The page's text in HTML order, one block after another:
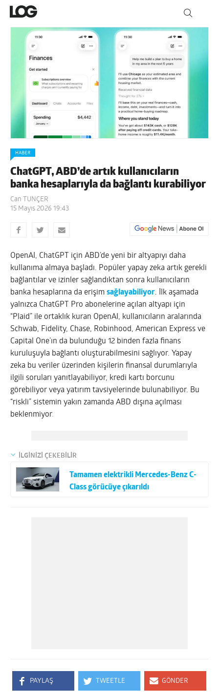
HABER
ChatGPT, ABD’de artık kullanıcıların
banka hesaplarıyla da bağlantı kurabiliyor
Can TUNÇER
15 Mayıs 2026 19:43
OpenAI, ChatGPT için ABD’de yeni bir altyapıyı daha
kullanıma almaya başladı. Popüler yapay zeka artık gerekli
bağlantılar ve izinler sağlandıktan sonra kullanıcıların
banka hesaplarına da erişimsağlayabiliyor. İlk aşamada
yalnızca ChatGPT Pro abonelerine açılan altyapı için
“Plaid” ile ortaklık kuran OpenAI, kullanıcıların aralarında
Schwab, Fidelity, Chase, Robinhood, American Express ve
Capital One’ın da bulunduğu 12 binden fazla finans
kuruluşuyla bağlantı oluşturabilmesini sağlıyor. Yapay
zeka bu veriler üzerinden kişilerin finansal durumlarıyla
ilgili soruları yanıtlayabiliyor, kredi kartı borcunu
görebiliyor veya yatırım tavsiyelerinde bulunabiliyor. Bu
“riskli” sistemin yakın zamanda ABD dışına açılması
beklenmiyor.
İLGİNİZİ ÇEKEBİLİR
Tamamen elektrikli Mercedes-Benz C-
Class görücüye çıkarıldı
PAYLAŞ TWEETLE GÖNDER